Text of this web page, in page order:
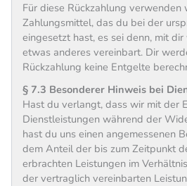
Für diese Rückzahlung verwenden
Zahlungsmittel, das du bei der
eingesetzt hast, es sei denn, mit
etwas anderes vereinbart. Dir
Rückzahlung keine Entgelte
§ 7.3 Besonderer Hinweis bei
Hast du verlangt, dass wir mit der
Dienstleistungen während der
hast du uns einen angemessenen
dem Anteil der bis zum Zeitpunkt
erbrachten Leistungen im
der vertraglich vereinbarten